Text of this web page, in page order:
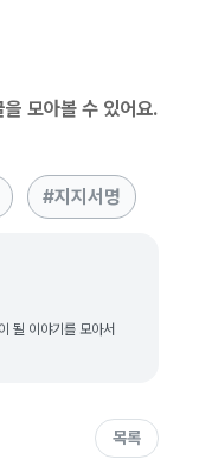
모아볼 수 있어요.
지지서명
될 이야기를 모아서
목록